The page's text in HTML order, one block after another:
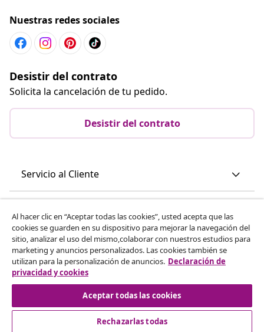
Nuestras redes sociales
Desistir del contrato
Solicita la cancelación de tu pedido.
Desistir del contrato
Servicio al Cliente
vidaXL
Descubre mas
Al hacer clic en “Aceptar todas las cookies”, usted acepta que las
cookies se guarden en su dispositivo para mejorar la navegación del
sitio, analizar el uso del mismo,colaborar con nuestros estudios para
marketing y anuncios personalizados. Las cookies también se
utilizan para la personalización de anuncios. Declaración de
privacidad y cookies
Aceptar todas las cookies
Rechazarlas todas